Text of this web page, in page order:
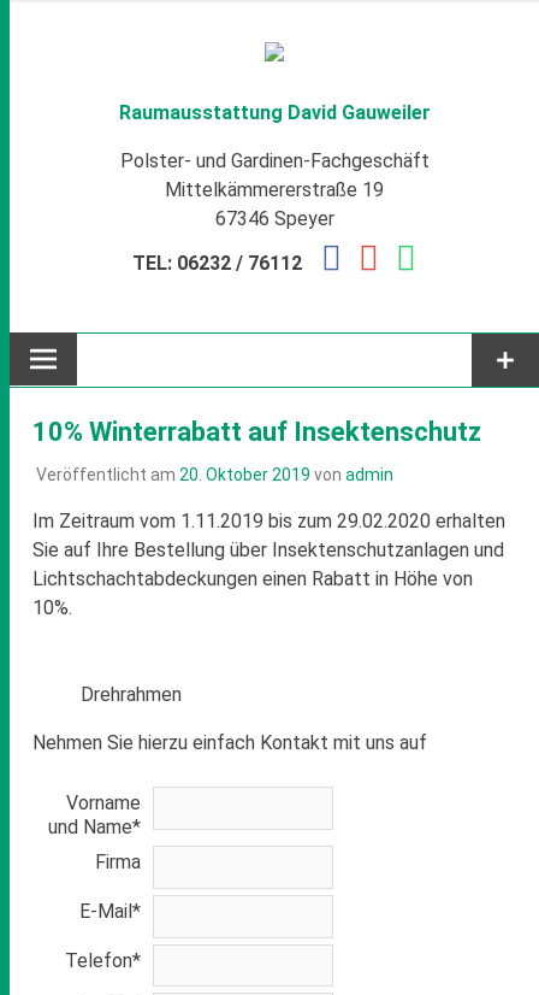
Raumausstattung David Gauweiler
Polster- und Gardinen-Fachgeschäft
Mittelkämmererstraße 19
67346 Speyer
TEL: 06232 / 76112
10% Winterrabatt auf Insektenschutz
Veröffentlicht am 20. Oktober 2019 von admin
Im Zeitraum vom 1.11.2019 bis zum 29.02.2020 erhalten
Sie auf Ihre Bestellung über Insektenschutzanlagen und
Lichtschachtabdeckungen einen Rabatt in Höhe von
10%.
Drehrahmen
Nehmen Sie hierzu einfach Kontakt mit uns auf
Vorname
und Name*
Firma
E-Mail*
Telefon*